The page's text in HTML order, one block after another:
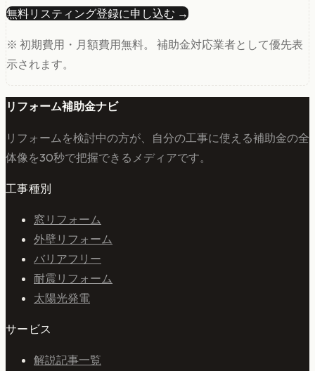
無料リスティング登録に申し込む →
※ 初期費用・月額費用無料。 補助金対応業者として優先表
示されます。
リフォーム補助金ナビ
リフォームを検討中の方が、自分の工事に使える補助金の全
体像を30秒で把握できるメディアです。
工事種別
窓リフォーム
外壁リフォーム
バリアフリー
耐震リフォーム
太陽光発電
サービス
解説記事一覧